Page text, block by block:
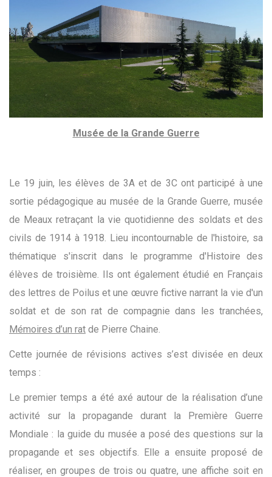
Musée de la Grande Guerre
Le 19 juin, les élèves de 3A et de 3C ont participé à une
sortie pédagogique au musée de la Grande Guerre, musée
de Meaux retraçant la vie quotidienne des soldats et des
civils de 1914 à 1918. Lieu incontournable de l'histoire, sa
thématique s'inscrit dans le programme d'Histoire des
élèves de troisième. Ils ont également étudié en Français
des lettres de Poilus et une œuvre fictive narrant la vie d'un
soldat et de son rat de compagnie dans les tranchées,
Mémoires d’un rat de Pierre Chaine.
Cette journée de révisions actives s’est divisée en deux
temps :
Le premier temps a été axé autour de la réalisation d’une
activité sur la propagande durant la Première Guerre
Mondiale : la guide du musée a posé des questions sur la
propagande et ses objectifs. Elle a ensuite proposé de
réaliser, en groupes de trois ou quatre, une affiche soit en